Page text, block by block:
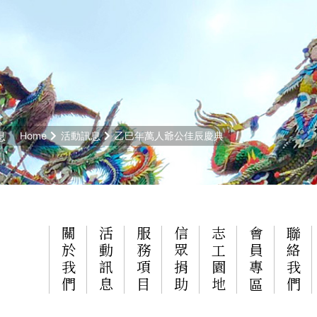
Home 活動訊息 乙巳年萬人爺公佳辰慶典
關於我們 活動訊息 服務項目 信眾捐助 志工園地 會員專區 聯絡我們